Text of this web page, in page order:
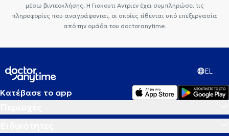
μέσω βιντεοκλήσης. Η Γιοκουτι Αντριεν έχει συμπληρώσει τις
πληροφορίες που αναγράφονται, οι οποίες τίθενται υπό επεξεργασία
από την ομάδα του doctoranytime.
EL
Κατέβασε το app